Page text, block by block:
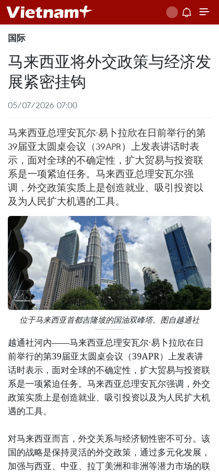
国际
马来西亚将外交政策与经济发
展紧密挂钩
05/07/2026 07:00
马来西亚总理安瓦尔·易卜拉欣在日前举行的第
39届亚太圆桌会议（39APR）上发表讲话时表
示，面对全球的不确定性，扩大贸易与投资联
系是一项紧迫任务。马来西亚总理安瓦尔强
调，外交政策实质上是创造就业、吸引投资以
及为人民扩大机遇的工具。
位于马来西亚首都吉隆坡的国油双峰塔。图自越通社
越通社河内——马来西亚总理安瓦尔·易卜拉欣在日
前举行的第39届亚太圆桌会议（39APR）上发表讲
话时表示，面对全球的不确定性，扩大贸易与投资联
系是一项紧迫任务。马来西亚总理安瓦尔强调，外交
政策实质上是创造就业、吸引投资以及为人民扩大机
遇的工具。
对马来西亚而言，外交关系与经济韧性密不可分。该
国的战略是保持灵活的外交政策，通过多元化发展，
加强与西亚、中亚、拉丁美洲和非洲等潜力市场的联